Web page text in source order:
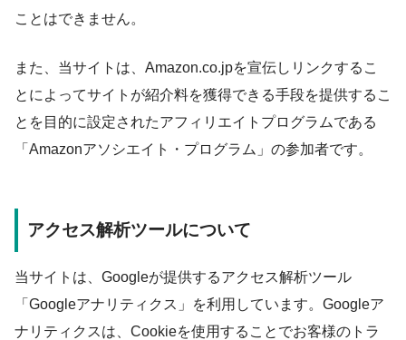
ことはできません。
また、当サイトは、Amazon.co.jpを宣伝しリンクするこ
とによってサイトが紹介料を獲得できる手段を提供するこ
とを目的に設定されたアフィリエイトプログラムである
「Amazonアソシエイト・プログラム」の参加者です。
アクセス解析ツールについて
当サイトは、Googleが提供するアクセス解析ツール
「Googleアナリティクス」を利用しています。Googleア
ナリティクスは、Cookieを使用することでお客様のトラ